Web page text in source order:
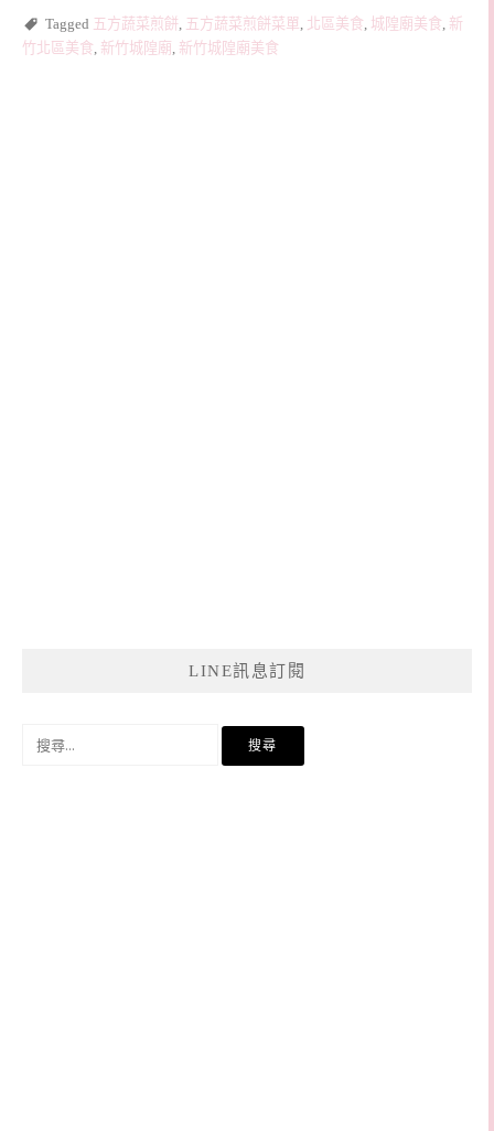
Tagged 五方蔬菜煎餅, 五方蔬菜煎餅菜單, 北區美食, 城隍廟美食, 新
竹北區美食, 新竹城隍廟, 新竹城隍廟美食
LINE訊息訂閱